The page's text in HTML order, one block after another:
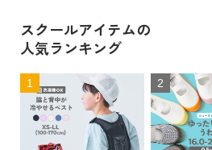
スクールアイテムの
人気ランキング
1 2